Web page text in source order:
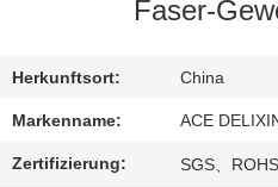
SIE
MIT
UNS
Faser-
Herkunftsort: China
Markenname: ACE
Zertifizierung: SGS、ROHS